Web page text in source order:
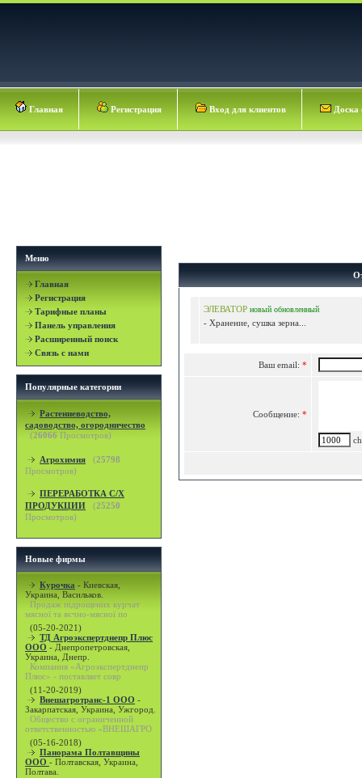
Главная Регистрация Вход для клиентов Доска
Меню
Главная
Регистрация
Тарифные планы
Панель управления
Расширенный поиск
Связь с нами
Популярные категории
Растениеводство,
садоводство, огородничество
(26066 Просмотров)
Агрохимия (25798
Просмотров)
ПЕРЕРАБОТКА С/Х
ПРОДУКЦИИ
(25250
Просмотров)
Новые фирмы
Курочка - Киевская,
Украина, Васильков.
Продаж підрощених курчат
мясної та яєчно-мясної по
(05-20-2021)
ТД Агроэкспертднепр Плюс
ООО - Днепропетровская,
Украина, Днепр.
Компания «Агроэкспертднепр
Плюс» - поставляет совр
(11-20-2019)
Внешагротранс-1 ООО -
Закарпатская, Украина, Ужгород.
Общество с ограниченной
ответственностью «ВНЕШАГРО
(05-16-2018)
Панорама Полтавщины
ООО - Полтавская, Украина,
Полтава.
ЭЛЕВАТОР новый обновленный
- Хранение, сушка зерна...
Ваш email: *
Сообщение: *